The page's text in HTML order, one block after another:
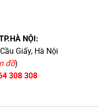
NỘI:
Giấy, Hà Nội
đồ)
308 308